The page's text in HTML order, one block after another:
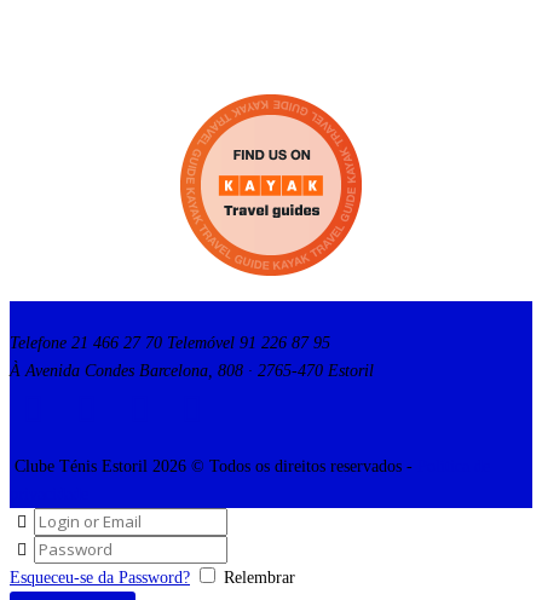
Clube de Ténis do
do Estoril adicionou uma
2 weeks ago
Clube de Ténis do
2 weeks ago
Final do @estorilopen
Telefone 21 466 27 70 Telemóvel 91 226 87 95
À Avenida Condes Barcelona, 808 · 2765-470 Estoril
Clube Ténis Estoril 2026 © Todos os direitos reservados -
Esqueceu-se da Password? Relembrar